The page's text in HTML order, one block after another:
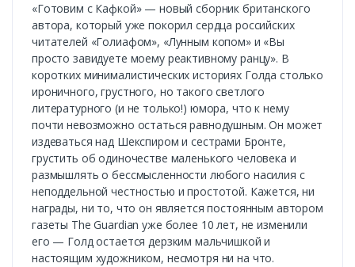
«Готовим с Кафкой» — новый сборник британского
автора, который уже покорил сердца российских
читателей «Голиафом», «Лунным копом» и «Вы
просто завидуете моему реактивному ранцу». В
коротких минималистических историях Голда столько
ироничного, грустного, но такого светлого
литературного (и не только!) юмора, что к нему
почти невозможно остаться равнодушным. Он может
издеваться над Шекспиром и сестрами Бронте,
грустить об одиночестве маленького человека и
размышлять о бессмысленности любого насилия с
неподдельной честностью и простотой. Кажется, ни
награды, ни то, что он является постоянным автором
газеты The Guardian уже более 10 лет, не изменили
его — Голд остается дерзким мальчишкой и
настоящим художником, несмотря ни на что.